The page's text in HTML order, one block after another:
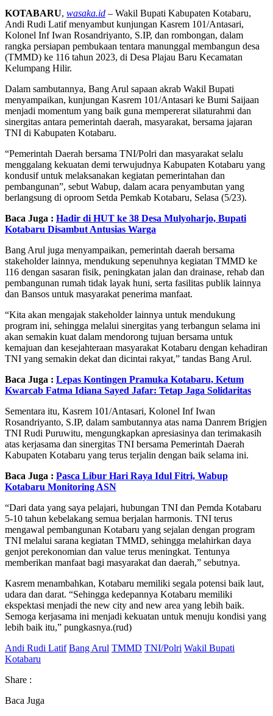
KOTABARU, wasaka.id – Wakil Bupati Kabupaten Kotabaru,
Andi Rudi Latif menyambut kunjungan Kasrem 101/Antasari,
Kolonel Inf Iwan Rosandriyanto, S.IP, dan rombongan, dalam
rangka persiapan pembukaan tentara manunggal membangun desa
(TMMD) ke 116 tahun 2023, di Desa Plajau Baru Kecamatan
Kelumpang Hilir.
Dalam sambutannya, Bang Arul sapaan akrab Wakil Bupati
menyampaikan, kunjungan Kasrem 101/Antasari ke Bumi Saijaan
menjadi momentum yang baik guna mempererat silaturahmi dan
sinergitas antara pemerintah daerah, masyarakat, bersama jajaran
TNI di Kabupaten Kotabaru.
“Pemerintah Daerah bersama TNI/Polri dan masyarakat selalu
menggalang kekuatan demi terwujudnya Kabupaten Kotabaru yang
kondusif untuk melaksanakan kegiatan pemerintahan dan
pembangunan”, sebut Wabup, dalam acara penyambutan yang
berlangsung di oproom Setda Pemkab Kotabaru, Selasa (5/23).
Baca Juga : Hadir di HUT ke 38 Desa Mulyoharjo, Bupati
Kotabaru Disambut Antusias Warga
Bang Arul juga menyampaikan, pemerintah daerah bersama
stakeholder lainnya, mendukung sepenuhnya kegiatan TMMD ke
116 dengan sasaran fisik, peningkatan jalan dan drainase, rehab dan
pembangunan rumah tidak layak huni, serta fasilitas publik lainnya
dan Bansos untuk masyarakat penerima manfaat.
“Kita akan mengajak stakeholder lainnya untuk mendukung
program ini, sehingga melalui sinergitas yang terbangun selama ini
akan semakin kuat dalam mendorong tujuan bersama untuk
kemajuan dan kesejahteraan masyarakat Kotabaru dengan kehadiran
TNI yang semakin dekat dan dicintai rakyat,” tandas Bang Arul.
Baca Juga : Lepas Kontingen Pramuka Kotabaru, Ketum
Kwarcab Fatma Idiana Sayed Jafar: Tetap Jaga Solidaritas
Sementara itu, Kasrem 101/Antasari, Kolonel Inf Iwan
Rosandriyanto, S.IP, dalam sambutannya atas nama Danrem Brigjen
TNI Rudi Puruwitu, mengungkapkan apresiasinya dan terimakasih
atas kerjasama dan sinergitas TNI bersama Pemerintah Daerah
Kabupaten Kotabaru yang terus terjalin dengan baik selama ini.
Baca Juga : Pasca Libur Hari Raya Idul Fitri, Wabup
Kotabaru Monitoring ASN
“Dari data yang saya pelajari, hubungan TNI dan Pemda Kotabaru
5-10 tahun kebelakang semua berjalan harmonis. TNI terus
mengawal pembangunan Kotabaru yang sejalan dengan program
TNI melalui sarana kegiatan TMMD, sehingga melahirkan daya
genjot perekonomian dan value terus meningkat. Tentunya
memberikan manfaat bagi masyarakat dan daerah,” sebutnya.
Kasrem menambahkan, Kotabaru memiliki segala potensi baik laut,
udara dan darat. “Sehingga kedepannya Kotabaru memiliki
ekspektasi menjadi the new city and new area yang lebih baik.
Semoga kerjasama ini menjadi kekuatan untuk menuju kondisi yang
lebih baik itu,” pungkasnya.(rud)
Andi Rudi Latif Bang Arul TMMD TNI/Polri Wakil Bupati
Kotabaru
Share :
Baca Juga